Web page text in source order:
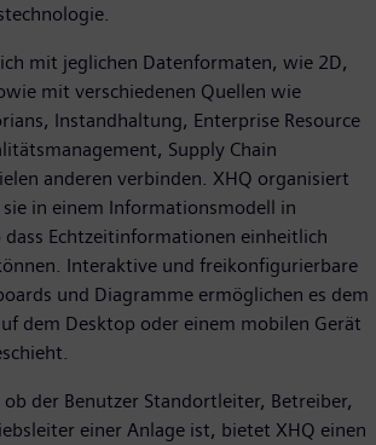
mit jeglichen Datenformaten, wie 2D,
mit verschiedenen Quellen wie
Instandhaltung, Enterprise Resource
Supply Chain
anderen verbinden. XHQ organisiert
in einem Informationsmodell in
dass Echtzeitinformationen einheitlich
Interaktive und freikonfigurierbare
und Diagramme ermöglichen es dem
dem Desktop oder einem mobilen Gerät
der Benutzer Standortleiter, Betreiber,
einer Anlage ist, bietet XHQ einen